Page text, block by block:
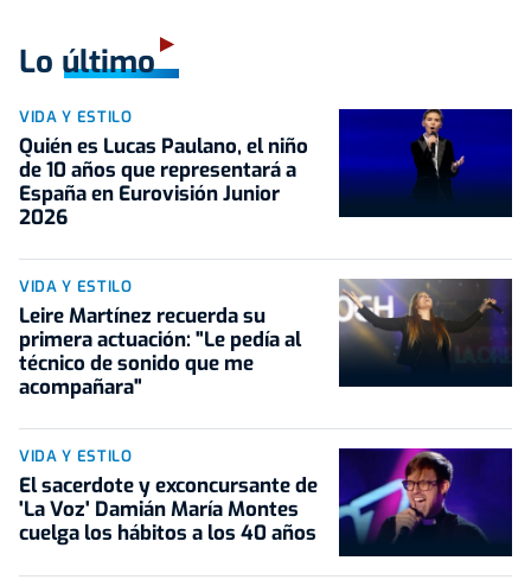
Lo último
VIDA Y ESTILO
Quién es Lucas Paulano, el niño
de 10 años que representará a
España en Eurovisión Junior
2026
VIDA Y ESTILO
Leire Martínez recuerda su
primera actuación: "Le pedía al
técnico de sonido que me
acompañara"
VIDA Y ESTILO
El sacerdote y exconcursante de
'La Voz' Damián María Montes
cuelga los hábitos a los 40 años